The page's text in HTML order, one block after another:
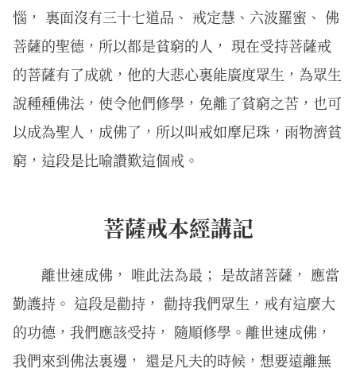
惱， 裏面沒有三十七道品、 戒定慧、六波羅蜜、 佛
菩薩的聖德，所以都是貧窮的人， 現在受持菩薩戒
的菩薩有了成就，他的大悲心裏能廣度眾生，為眾生
說種種佛法，使令他們修學，免離了貧窮之苦，也可
以成為聖人，成佛了，所以叫戒如摩尼珠，雨物濟貧
窮，這段是比喻讚歎這個戒。
菩薩戒本經講記
離世速成佛， 唯此法為最； 是故諸菩薩， 應當
勤護持。 這段是勸持， 勸持我們眾生，戒有這麼大
的功德，我們應該受持， 隨順修學。離世速成佛，
我們來到佛法裏邊， 還是凡夫的時候，想要遠離無